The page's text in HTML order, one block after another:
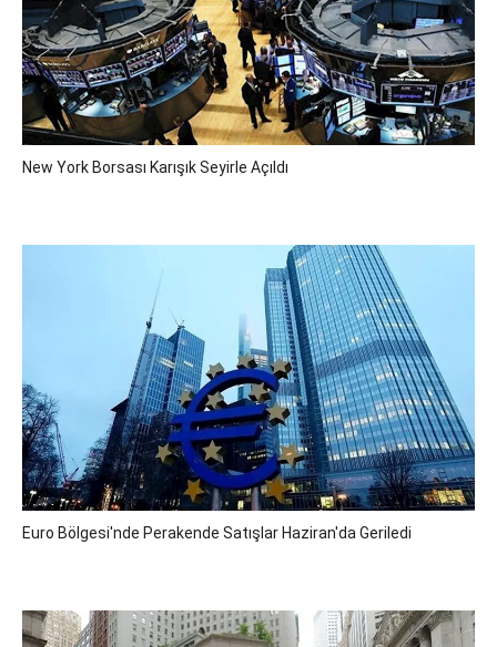
New York Borsası Karışık Seyirle Açıldı
Euro Bölgesi'nde Perakende Satışlar Haziran'da Geriledi